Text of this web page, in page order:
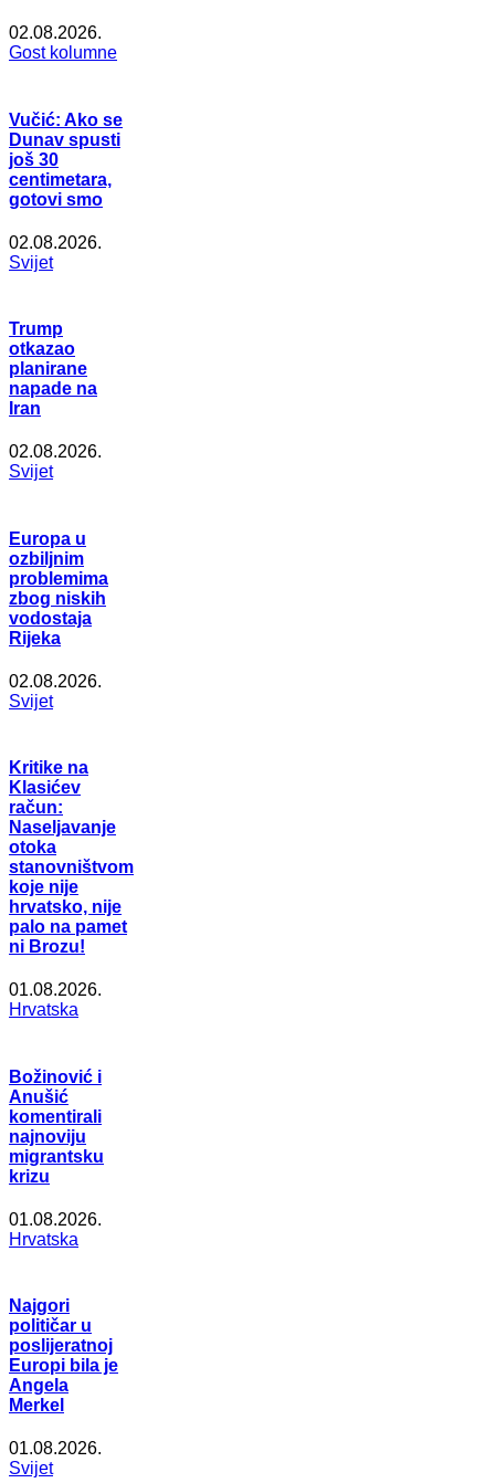
02.08.2026.
Gost kolumne
Vučić: Ako se
Dunav spusti
još 30
centimetara,
gotovi smo
02.08.2026.
Svijet
Trump
otkazao
planirane
napade na
Iran
02.08.2026.
Svijet
Europa u
ozbiljnim
problemima
zbog niskih
vodostaja
Rijeka
02.08.2026.
Svijet
Kritike na
Klasićev
račun:
Naseljavanje
otoka
stanovništvom
koje nije
hrvatsko, nije
palo na pamet
ni Brozu!
01.08.2026.
Hrvatska
Božinović i
Anušić
komentirali
najnoviju
migrantsku
krizu
01.08.2026.
Hrvatska
Najgori
političar u
poslijeratnoj
Europi bila je
Angela
Merkel
01.08.2026.
Svijet